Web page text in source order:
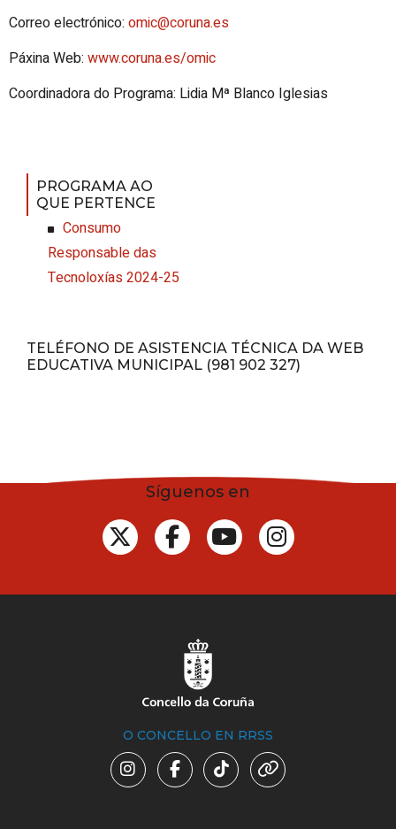
Correo electrónico: omic@coruna.es
Páxina Web: www.coruna.es/omic
Coordinadora do Programa: Lidia Mª Blanco Iglesias
PROGRAMA AO
QUE PERTENCE
Consumo
Responsable das
Tecnoloxías 2024-25
TELÉFONO DE ASISTENCIA TÉCNICA DA WEB
EDUCATIVA MUNICIPAL (981 902 327)
Síguenos en
O CONCELLO EN RRSS